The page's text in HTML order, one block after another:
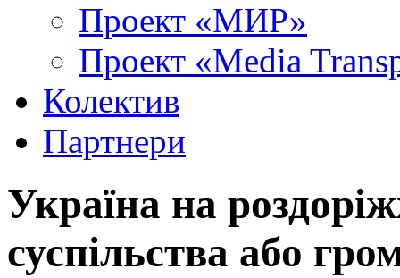
Проект «МИР»
Проект «Media
Колектив
Партнери
Україна на
суспільства або